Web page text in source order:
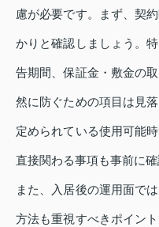
慮が必要です。まず、契
かりと確認しましょう。
告期間、保証金・敷金の
然に防ぐための項目は見
定められている使用可能
直接関わる事項も事前に
また、入居後の運用面で
方法も重視すべきポイン